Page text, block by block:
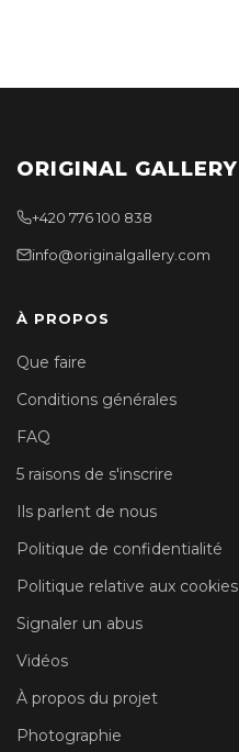
ORIGINAL GALLERY
+420 776 100 838
info@originalgallery.com
À PROPOS
Que faire
Conditions générales
FAQ
5 raisons de s'inscrire
Ils parlent de nous
Politique de confidentialité
Politique relative aux cookies
Signaler un abus
Vidéos
À propos du projet
Photographie